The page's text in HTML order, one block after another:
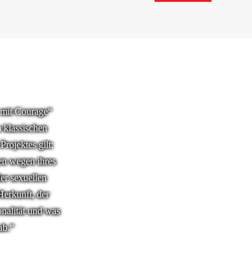
Courage“
klassischen
gilt:
wegen ihres
sexuellen
der
und was